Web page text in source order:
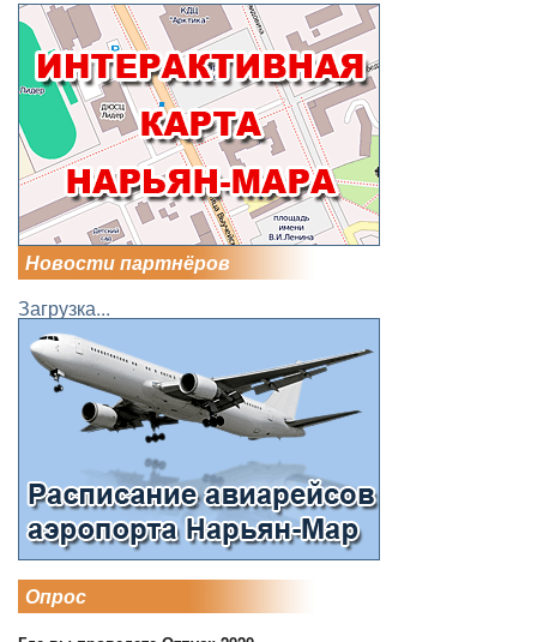
Новости партнёров
Загрузка...
Опрос